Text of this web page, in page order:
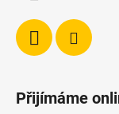
Přijímáme